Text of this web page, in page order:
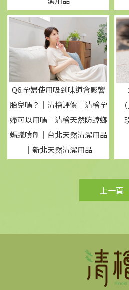
Q6.孕婦使用吸到味道會影響
胎兒嗎？｜清檜評價｜清檜孕
婦可以用嗎｜清檜天然防蟑螂
螞蟻噴劑｜台北天然清潔用品
｜新北天然清潔用品
上一頁